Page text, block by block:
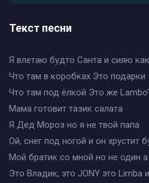
Текст песни
Я влетаю будто Санта и сияю
Что там в коробках Это подарки
Что там под ёлкой Это же Lambo'
Мама готовит тазик салата
Я Дед Мороз но я не твой папа
Ой, снег под ногой и он хрустит
Мой братик со мной но не один
Это Владик, это JONY это Limba